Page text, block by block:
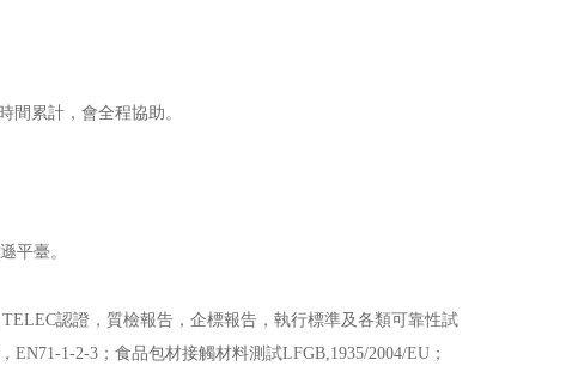
間累計，會全程協助。
平臺。
認證，質檢報告，企標報告，執行標準及各類可靠性試
1-2-3；食品包材接觸材料測試LFGB,1935/2004/EU；